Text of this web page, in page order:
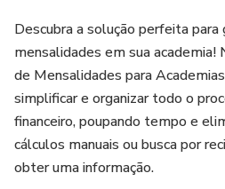
Descubra a solução perfeita para
mensalidades em sua academia!
de Mensalidades para
simplificar e organizar todo o
financeiro, poupando tempo e
cálculos manuais ou busca por
obter uma informação.